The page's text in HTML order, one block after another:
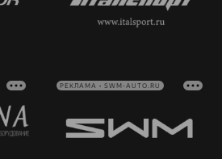
РЕКЛАМА • SWM-AUTO.RU